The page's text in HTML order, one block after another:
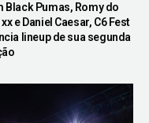
Black Pumas, Romy do
e Daniel Caesar, C6 Fest
lineup de sua segunda